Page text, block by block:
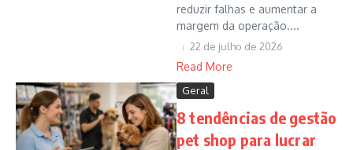
reduzir falhas e aumentar a
margem da operação....
22 de julho de 2026
Read More
Geral
8 tendências de gestão
pet shop para lucrar